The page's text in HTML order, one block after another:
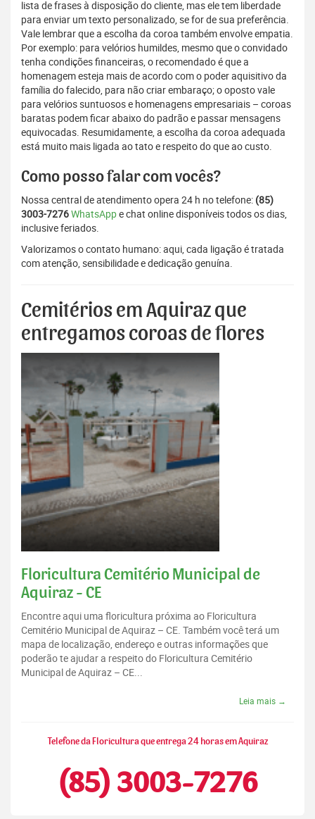
lista de frases à disposição do cliente, mas ele tem liberdade
para enviar um texto personalizado, se for de sua preferência.
Vale lembrar que a escolha da coroa também envolve empatia.
Por exemplo: para velórios humildes, mesmo que o convidado
tenha condições financeiras, o recomendado é que a
homenagem esteja mais de acordo com o poder aquisitivo da
família do falecido, para não criar embaraço; o oposto vale
para velórios suntuosos e homenagens empresariais – coroas
baratas podem ficar abaixo do padrão e passar mensagens
equivocadas. Resumidamente, a escolha da coroa adequada
está muito mais ligada ao tato e respeito do que ao custo.
Como posso falar com vocês?
Nossa central de atendimento opera 24 h no telefone: (85)
3003-7276WhatsAppe chat online disponíveis todos os dias,
inclusive feriados.
Valorizamos o contato humano: aqui, cada ligação é tratada
com atenção, sensibilidade e dedicação genuína.
Cemitérios em Aquiraz que
entregamos coroas de flores
Floricultura Cemitério Municipal de
Aquiraz - CE
Encontre aqui uma floricultura próxima ao Floricultura
Cemitério Municipal de Aquiraz – CE. Também você terá um
mapa de localização, endereço e outras informações que
poderão te ajudar a respeito do Floricultura Cemitério
Municipal de Aquiraz – CE...
Leia mais →
Telefone da Floricultura que entrega 24 horas em Aquiraz
(85) 3003-7276